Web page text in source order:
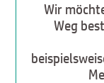
Wir
Weg